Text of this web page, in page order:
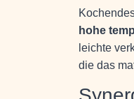
hohe
leichte
die das